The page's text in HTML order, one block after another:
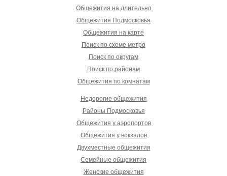
Общежития на длительно
Общежития Подмосковья
Общежития на карте
Поиск по схеме метро
Поиск по округам
Поиск по районам
Общежития по комнатам
Недорогие общежития
Районы Подмосковья
Общежития у аэропортов
Общежития у вокзалов
Двухместные общежития
Семейные общежития
Женские общежития